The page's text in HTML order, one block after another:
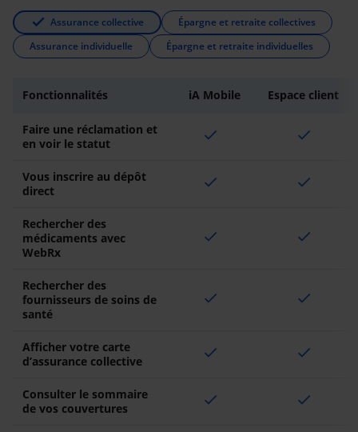
Assurance collective
Épargne et retraite collectives
Assurance individuelle
Épargne et retraite individuelles
Fonctionnalités iA Mobile Espace client
Faire une réclamation et
en voir le statut
check check
Vous inscrire au dépôt
direct
check check
Rechercher des
médicaments avec
WebRx
check check
Rechercher des
fournisseurs de soins de
santé
check check
Afficher votre carte
d’assurance collective
check check
Consulter le sommaire
de vos couvertures
check check